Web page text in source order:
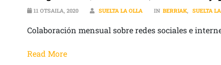
11 OTSAILA, 2020 SUELTA LA OLLA IN BERRIAK, SUELTA
Colaboración mensual sobre redes sociales e
Read More